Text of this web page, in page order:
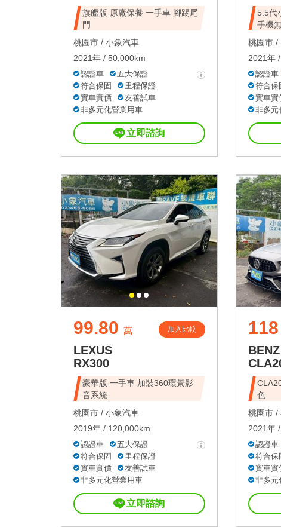
旗艦版 原廠保養 一手車 腳踢尾
門
桃園市 / 小象汽車
2021年 / 50,000km
認證車
五大保證
符合保固
里程保證
實車實價
友善試車
非多元化營業用車
立即諮詢
5.5代
手機
桃園市 /
2021年
認證車
符合保
實車實
非多元
99.80 萬 加入比較
LEXUS
RX300
豪華版 一手車 加裝360環景影
音系統
桃園市 / 小象汽車
2019年 / 120,000km
認證車
五大保證
符合保固
里程保證
實車實價
友善試車
非多元化營業用車
立即諮詢
118
BENZ
色
桃園市 /
2021年
認證車
符合保
實車實
非多元